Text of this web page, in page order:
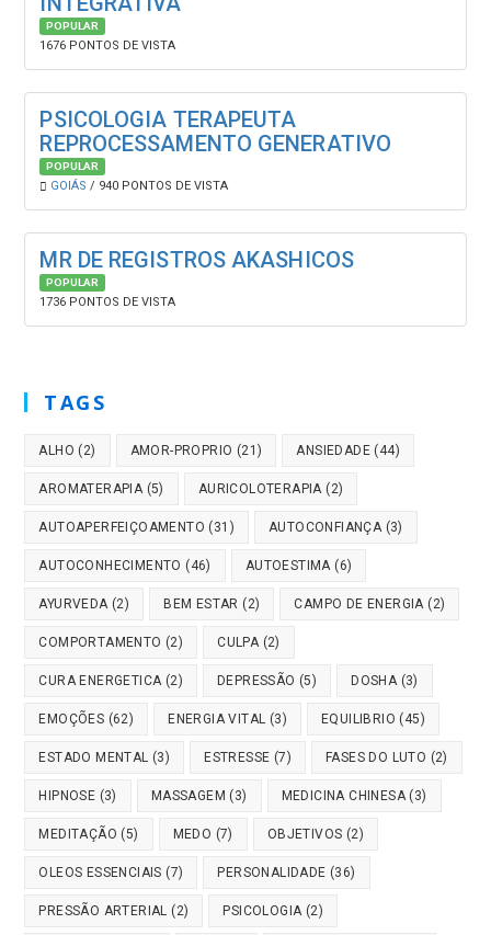
POPULAR
1676 PONTOS DE VISTA
PSICOLOGIA TERAPEUTA
REPROCESSAMENTO GENERATIVO
POPULAR
GOIÁS / 940 PONTOS DE VISTA
MR DE REGISTROS AKASHICOS
POPULAR
1736 PONTOS DE VISTA
TAGS
ALHO (2) AMOR-PROPRIO (21) ANSIEDADE (44)
AROMATERAPIA(5) AURICOLOTERAPIA(2)
AUTOAPERFEIÇOAMENTO (31) AUTOCONFIANÇA(3)
AUTOCONHECIMENTO (46) AUTOESTIMA(6)
AYURVEDA(2) BEM ESTAR (2) CAMPO DE ENERGIA(2)
COMPORTAMENTO (2) CULPA(2)
CURA ENERGETICA(2) DEPRESSÃO (5) DOSHA(3)
EMOÇÕES (62) ENERGIA VITAL (3) EQUILIBRIO (45)
ESTADO MENTAL (3) ESTRESSE (7) FASES DO LUTO (2)
HIPNOSE (3) MASSAGEM (3) MEDICINA CHINESA(3)
MEDITAÇÃO (5) MEDO (7) OBJETIVOS (2)
OLEOS ESSENCIAIS (7) PERSONALIDADE (36)
PRESSÃO ARTERIAL (2) PSICOLOGIA(2)